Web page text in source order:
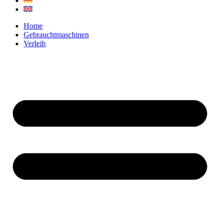
Home
Gebrauchtmaschinen
Verleih